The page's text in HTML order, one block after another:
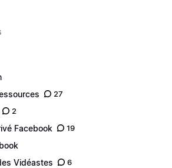
27
2
Facebook 19
Vidéastes
6